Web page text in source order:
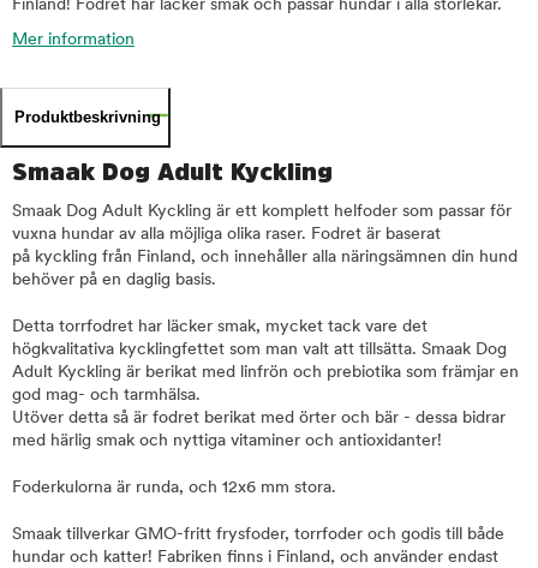
Finland! Fodret har läcker smak och passar hundar i alla storlekar.
Mer information
Produktbeskrivning
Smaak Dog Adult Kyckling
Smaak Dog Adult Kyckling är ett komplett helfoder som passar för
vuxna hundar av alla möjliga olika raser. Fodret är baserat
på kyckling från Finland, och innehåller alla näringsämnen din hund
behöver på en daglig basis.
Detta torrfodret har läcker smak, mycket tack vare det
högkvalitativa kycklingfettet som man valt att tillsätta. Smaak Dog
Adult Kyckling är berikat med linfrön och prebiotika som främjar en
god mag- och tarmhälsa.
Utöver detta så är fodret berikat med örter och bär - dessa bidrar
med härlig smak och nyttiga vitaminer och antioxidanter!
Foderkulorna är runda, och 12x6 mm stora.
Smaak tillverkar GMO-fritt frysfoder, torrfoder och godis till både
hundar och katter! Fabriken finns i Finland, och använder endast